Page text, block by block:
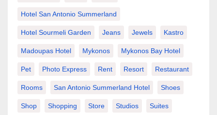
Hotel San Antonio Summerland
Hotel Sourmeli Garden Jeans Jewels Kastro
Madoupas Hotel Mykonos Mykonos Bay Hotel
Pet Photo Express Rent Resort Restaurant
Rooms San Antonio Summerland Hotel Shoes
Shop Shopping Store Studios Suites